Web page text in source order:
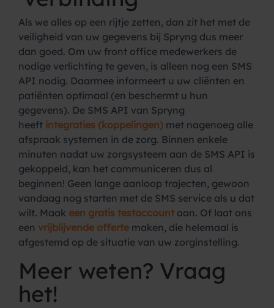
Als we alles op een rijtje zetten, dan zit het met de
veiligheid van uw gegevens bij Spryng dus meer
dan goed. Om uw front office medewerkers de
nodige verlichting te geven, is alleen nog een SMS
API nodig. Daarmee informeert u uw cliënten en
patiënten optimaal (en beschermt u hun
gegevens). De SMS API van Spryng
heeft integraties (koppelingen) met nagenoeg alle
afspraak systemen in de zorg. Binnen enkele
minuten nadat uw zorgsysteem aan de SMS API is
gekoppeld, kan het communiceren dus al
beginnen! Geen lange aanloop trajecten, gewoon
vandaag nog starten met de SMS service als u dat
wilt. Maak een gratis testaccount aan. Of laat ons
een vrijblijvende offerte maken, die helemaal is
afgestemd op de situatie van uw zorginstelling.
Meer weten? Vraag
het!